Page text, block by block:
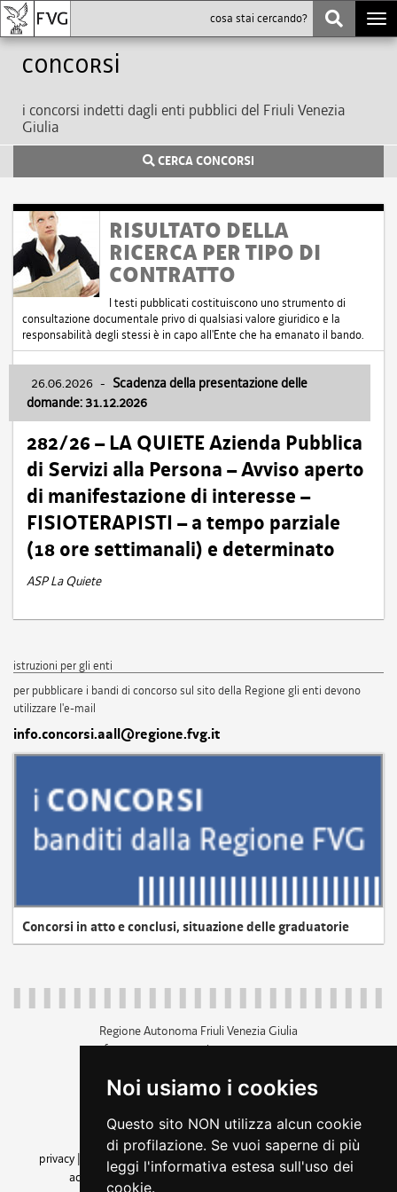
Noi usiamo i cookies
Questo sito NON utilizza alcun cookie
di profilazione. Se vuoi saperne di più
leggi l'informativa estesa sull'uso dei
cookie.
Concorsi
i concorsi indetti dagli enti pubblici del Friuli Venezia
Giulia
CERCA CONCORSI
RISULTATO DELLA
RICERCA PER TIPO DI
CONTRATTO
I testi pubblicati costituiscono uno strumento di
consultazione documentale privo di qualsiasi valore giuridico e la
responsabilità degli stessi è in capo all'Ente che ha emanato il bando.
26.06.2026 - Scadenza della presentazione delle
domande: 31.12.2026
282/26 – LA QUIETE Azienda Pubblica
di Servizi alla Persona – Avviso aperto
di manifestazione di interesse –
FISIOTERAPISTI – a tempo parziale
(18 ore settimanali) e determinato
ASP La Quiete
istruzioni per gli enti
per pubblicare i bandi di concorso sul sito della Regione gli enti devono
utilizzare l'e-mail
info.concorsi.aall@regione.fvg.it
Concorsi in atto e conclusi, situazione delle graduatorie
Regione Autonoma Friuli Venezia Giulia
c.f. 80014930327; p.iva 00526040324
+39 040 3771111
amministrazione trasparente
privacy
cookie |note legali accessibilità
dichiarazione di
accessibilità| feedback cambio preferenze cookie